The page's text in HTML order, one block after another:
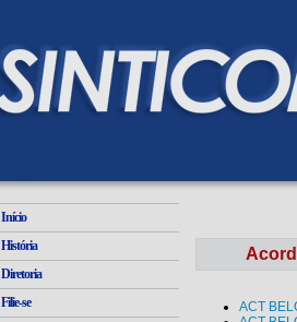
Início
História
Diretoria
Filie-se